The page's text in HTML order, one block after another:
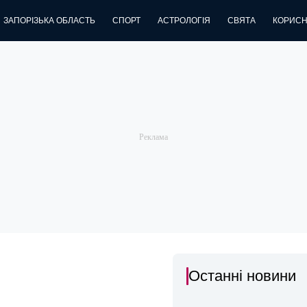
ЗАПОРІЗЬКА ОБЛАСТЬ СПОРТ АСТРОЛОГІЯ СВЯТА
Останні новини